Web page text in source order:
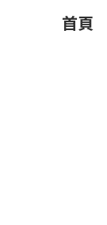
首頁